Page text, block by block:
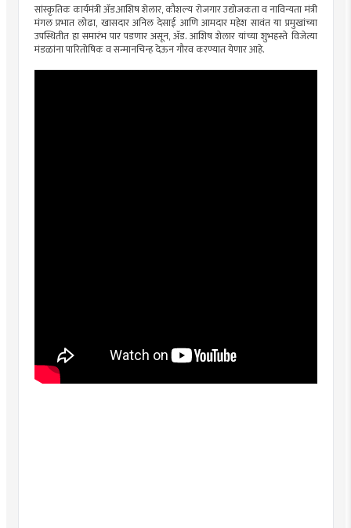
सांस्कृतिक कार्यमंत्री ॲड.आशिष शेलार, कौशल्य रोजगार उद्योजकता व नाविन्यता मंत्री
मंगल प्रभात लोढा, खासदार अनिल देसाई आणि आमदार महेश सावंत या प्रमुखांच्या
उपस्थितीत हा समारंभ पार पडणार असून, ॲड. आशिष शेलार यांच्या शुभहस्ते विजेत्या
मंडळांना पारितोषिक व सन्मानचिन्ह देऊन गौरव करण्यात येणार आहे.